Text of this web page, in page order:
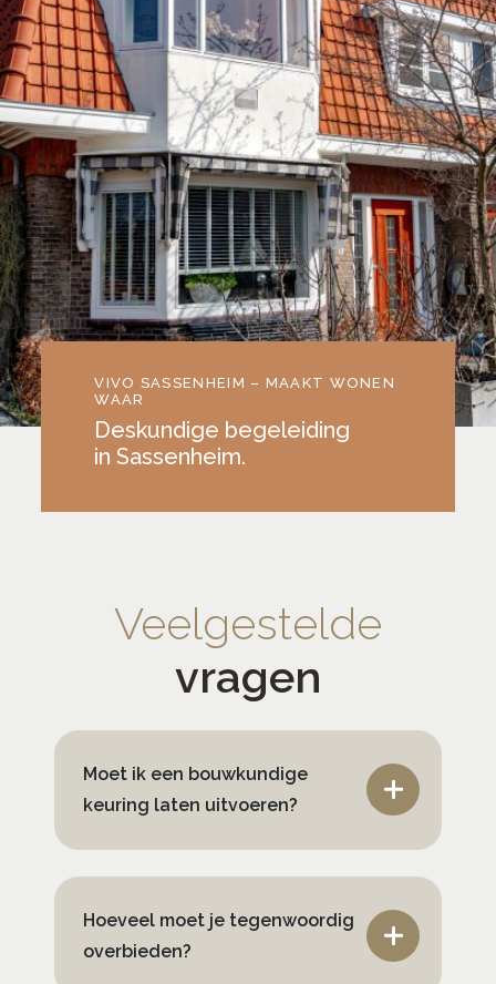
VIVO SASSENHEIM – MAAKT WONEN
WAAR
Deskundige begeleiding
in Sassenheim.
Veelgestelde
vragen
Moet ik een bouwkundige
keuring laten uitvoeren?
Hoeveel moet je tegenwoordig
overbieden?